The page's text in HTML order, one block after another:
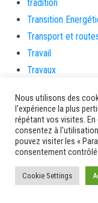
tradition
Transition
Transport et
Travail
Travaux
travaux utiles
TSUNAMI
TZCLD
uncategorized
Venir en Martinique
Video
Nous utilisons des
l'expérience la plus
répétant vos visites. En
consentez à l'utilisation
pouvez visiter les «
consentement contrôlé.
Cookie Settings